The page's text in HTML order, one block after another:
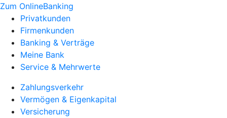
Zum OnlineBanking
Privatkunden
Firmenkunden
Banking & Verträge
Meine Bank
Service & Mehrwerte
Zahlungsverkehr
Vermögen & Eigenkapital
Versicherung